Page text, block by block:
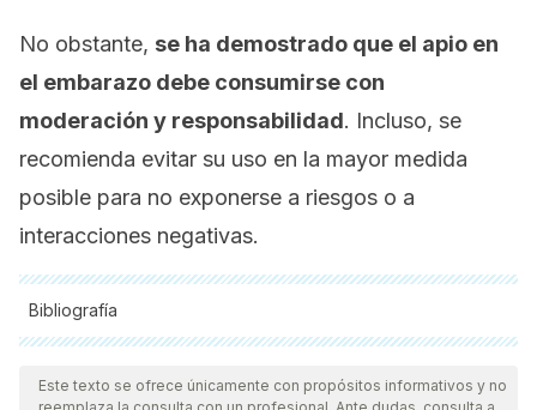
No obstante, se ha demostrado que el apio en
el embarazo debe consumirse con
moderación y responsabilidad. Incluso, se
recomienda evitar su uso en la mayor medida
posible para no exponerse a riesgos o a
interacciones negativas.
Bibliografía
Todas las fuentes citadas fueron revisadas a profundidad por
nuestro equipo, para asegurar su calidad, confiabilidad,
Este texto se ofrece únicamente con propósitos informativos y no